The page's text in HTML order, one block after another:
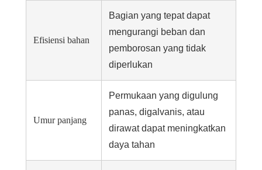
Efisiensi bahan
Bagian yang tepat dapat
mengurangi beban dan
pemborosan yang tidak
diperlukan
Umur panjang
Permukaan yang digulung
panas, digalvanis, atau
dirawat dapat meningkatkan
daya tahan